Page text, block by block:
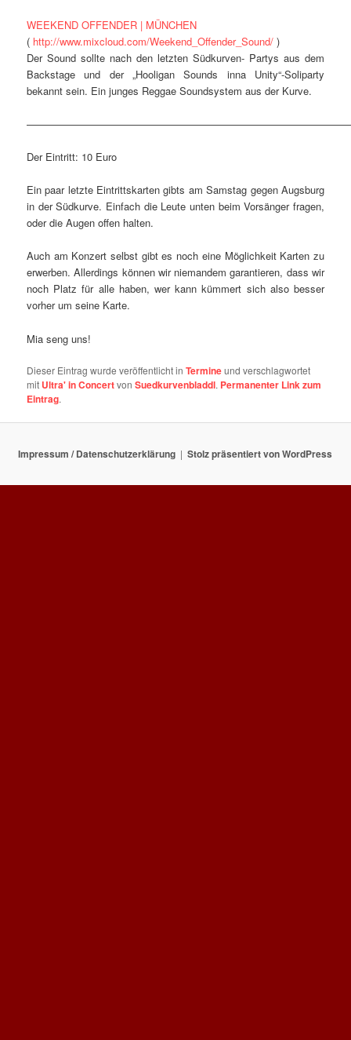
WEEKEND OFFENDER | MÜNCHEN
( http://www.mixcloud.com/Weekend_Offender_Sound/ )
Der Sound sollte nach den letzten Südkurven- Partys aus dem
Backstage und der „Hooligan Sounds inna Unity“-Soliparty
bekannt sein. Ein junges Reggae Soundsystem aus der Kurve.
Der Eintritt: 10 Euro
Ein paar letzte Eintrittskarten gibts am Samstag gegen Augsburg
in der Südkurve. Einfach die Leute unten beim Vorsänger fragen,
oder die Augen offen halten.
Auch am Konzert selbst gibt es noch eine Möglichkeit Karten zu
erwerben. Allerdings können wir niemandem garantieren, dass wir
noch Platz für alle haben, wer kann kümmert sich also besser
vorher um seine Karte.
Mia seng uns!
Dieser Eintrag wurde veröffentlicht inTermineund verschlagwortet
mit Ultra' in ConcertvonSuedkurvenbladdl. Permanenter Link zum
Eintrag.
Impressum / Datenschutzerklärung Stolz präsentiert von WordPress